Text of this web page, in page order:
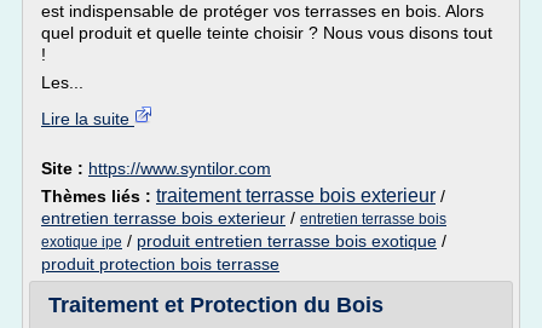
est indispensable de protéger vos terrasses en bois. Alors
quel produit et quelle teinte choisir ? Nous vous disons tout
!
Les...
Lire la suite
Site : https://www.syntilor.com
Thèmes liés : traitement terrasse bois exterieur /
entretien terrasse bois exterieur / entretien terrasse bois
exotique ipe / produit entretien terrasse bois exotique /
produit protection bois terrasse
Traitement et Protection du Bois